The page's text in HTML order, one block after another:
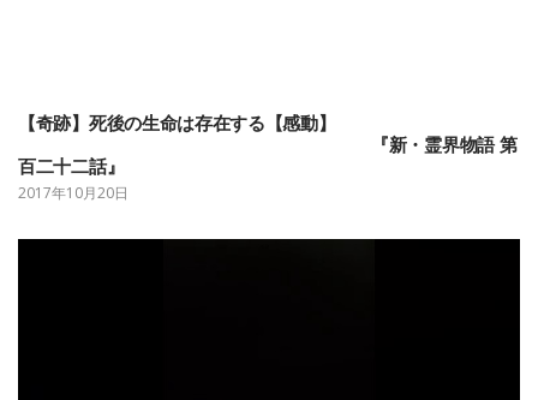
【奇跡】死後の生命は存在する【感動】
『新・霊界物語 第
百二十二話』
2017年10月20日